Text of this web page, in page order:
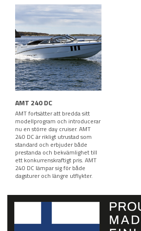
AMT 240 DC
AMT fortsätter att bredda sitt
modellprogram och introducerar
nu en större day cruiser. AMT
240 DC är rikligt utrustad som
standard och erbjuder både
prestanda och bekvämlighet till
ett konkurrenskraftigt pris. AMT
240 DC lämpar sig för både
dagsturer och längre utflykter.